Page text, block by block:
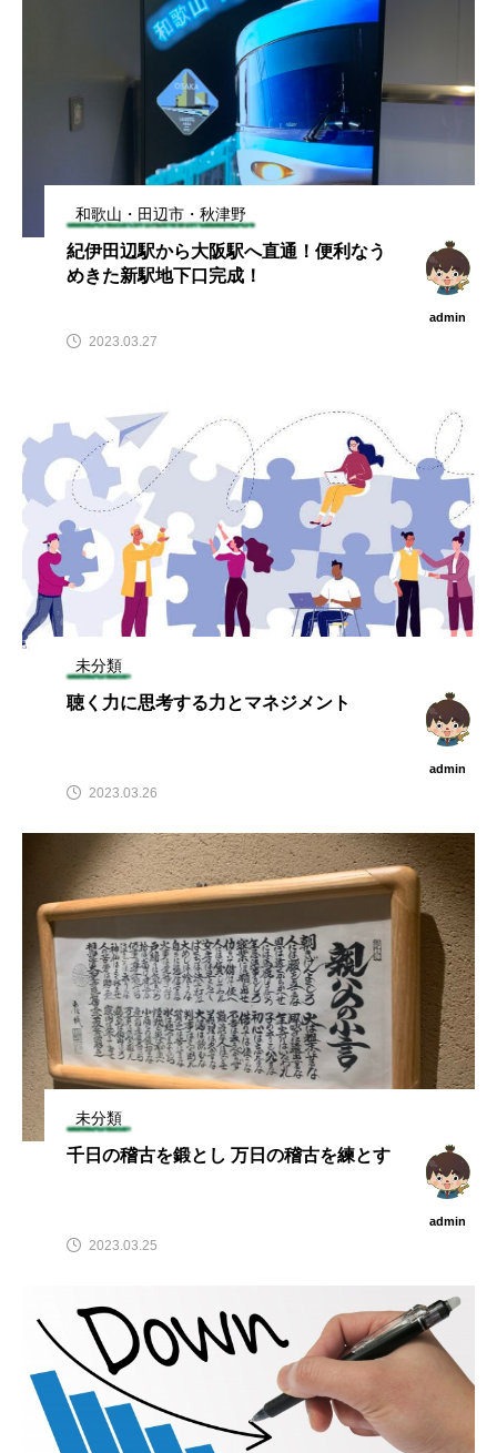
和歌山・田辺市・秋津野
紀伊田辺駅から大阪駅へ直通！便利なう
めきた新駅地下口完成！
admin
2023.03.27
未分類
聴く力に思考する力とマネジメント
admin
2023.03.26
未分類
千日の稽古を鍛とし 万日の稽古を練とす
admin
2023.03.25